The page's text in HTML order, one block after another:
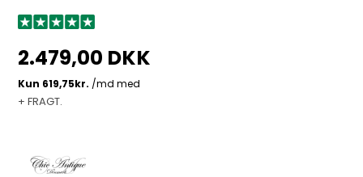
2.479,00 DKK
+ FRAGT.